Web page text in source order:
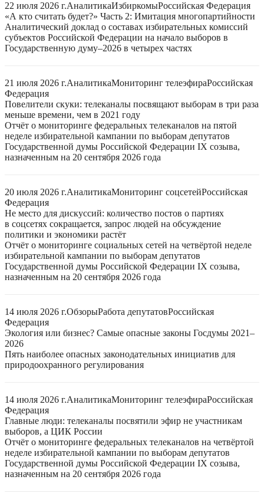
22 июля 2026 г.АналитикаИзбиркомыРоссийская Федерация
«А кто считать будет?» Часть 2: Имитация многопартийности
Аналитический доклад о составах избирательных комиссий
субъектов Российской Федерации на начало выборов в
Государственную думу–2026 в четырех частях
21 июля 2026 г.АналитикаМониторинг телеэфираРоссийская
Федерация
Повелители скуки: телеканалы посвящают выборам в три раза
меньше времени, чем в 2021 году
Отчёт о мониторинге федеральных телеканалов на пятой
неделе избирательной кампании по выборам депутатов
Государственной думы Российской Федерации IX созыва,
назначенным на 20 сентября 2026 года
20 июля 2026 г.АналитикаМониторинг соцсетейРоссийская
Федерация
Не место для дискуссий: количество постов о партиях
в соцсетях сокращается, запрос людей на обсуждение
политики и экономики растёт
Отчёт о мониторинге социальных сетей на четвёртой неделе
избирательной кампании по выборам депутатов
Государственной думы Российской Федерации IX созыва,
назначенным на 20 сентября 2026 года
14 июля 2026 г.ОбзорыРабота депутатовРоссийская
Федерация
Экология или бизнес? Самые опасные законы Госдумы 2021–
2026
Пять наиболее опасных законодательных инициатив для
природоохранного регулирования
14 июля 2026 г.АналитикаМониторинг телеэфираРоссийская
Федерация
Главные люди: телеканалы посвятили эфир не участникам
выборов, а ЦИК России
Отчёт о мониторинге федеральных телеканалов на четвёртой
неделе избирательной кампании по выборам депутатов
Государственной думы Российской Федерации IX созыва,
назначенным на 20 сентября 2026 года